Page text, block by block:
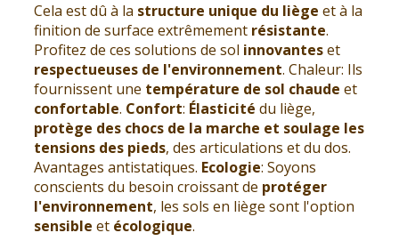
Cela est dû à la structure unique du liège et à la
finition de surface extrêmement résistante.
Profitez de ces solutions de sol innovanteset
respectueuses de l'environnement. Chaleur: Ils
fournissent une température de sol chaude et
confortable. Confort: Élasticité du liège,
protège des chocs de la marche et soulage les
tensions des pieds, des articulations et du dos.
Avantages antistatiques. Ecologie: Soyons
conscients du besoin croissant de protéger
l'environnement, les sols en liège sont l'option
sensible et écologique.